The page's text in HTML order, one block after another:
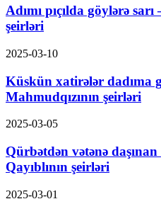
Adımı pıçılda göylərə
şeirləri
2025-03-10
Küskün xatirələr dadıma
Mahmudqızının şeirləri
2025-03-05
Qürbətdən vətənə
Qayıblının şeirləri
2025-03-01